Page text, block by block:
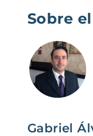
Sobre
Gabriel